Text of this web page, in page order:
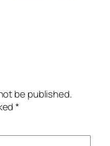
be published.
*